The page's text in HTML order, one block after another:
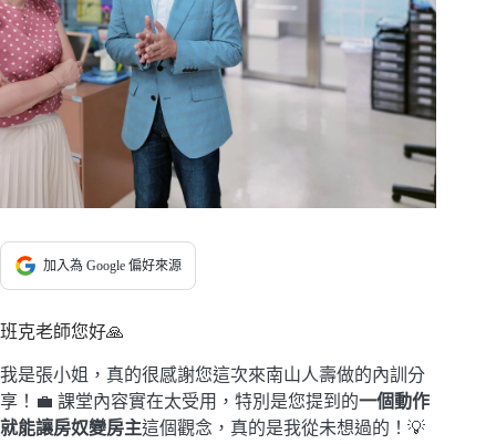
加入為 Google 偏好來源
班克老師您好🙏
我是張小姐，真的很感謝您這次來南山人壽做的內訓分
享！💼 課堂內容實在太受用，特別是您提到的一個動作
就能讓房奴變房主這個觀念，真的是我從未想過的！💡